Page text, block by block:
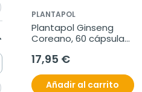
PLANTAPOL
Plantapol Ginseng
Coreano, 60 cápsulas
17,95 €
Añadir al carrito